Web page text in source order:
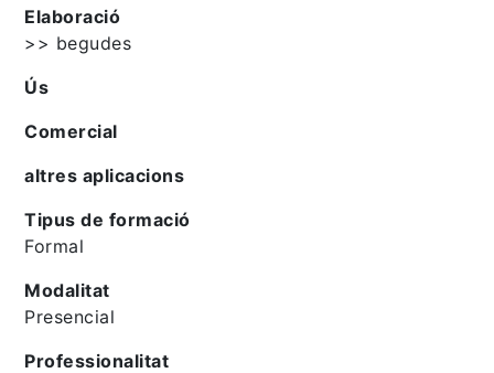
Elaboració
>> begudes
Ús
Comercial
altres aplicacions
Tipus de formació
Formal
Modalitat
Presencial
Professionalitat